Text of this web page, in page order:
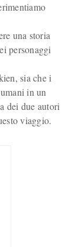
una storia
personaggi
sia che i
in un
dei due autori
viaggio.